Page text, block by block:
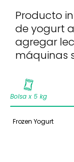
Producto
de yogurt
agregar
máquinas
Bolsa x 5 kg
Frozen Yogurt